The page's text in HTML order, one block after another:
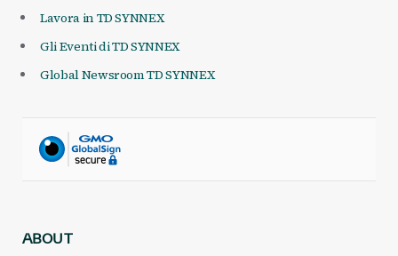
Lavora in TD SYNNEX
Gli Eventi di TD SYNNEX
Global Newsroom TD SYNNEX
ABOUT